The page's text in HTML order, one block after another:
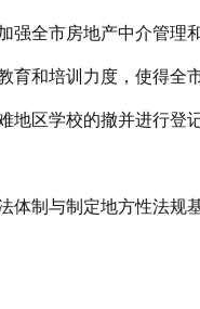
全市房地产中介管理
育和培训力度，使得全
地区学校的撤并进行登
体制与制定地方性法规